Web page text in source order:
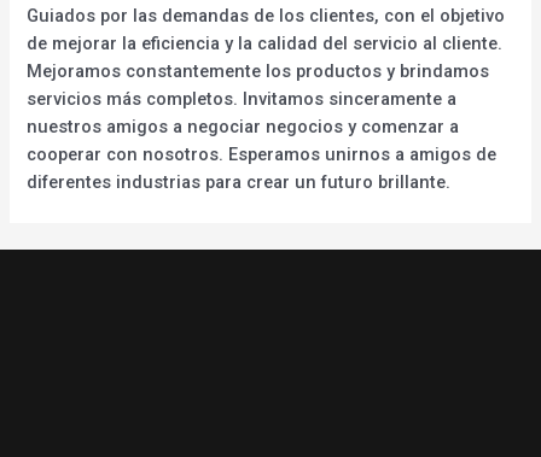
Guiados por las demandas de los clientes, con el objetivo
de mejorar la eficiencia y la calidad del servicio al cliente.
Mejoramos constantemente los productos y brindamos
servicios más completos. Invitamos sinceramente a
nuestros amigos a negociar negocios y comenzar a
cooperar con nosotros. Esperamos unirnos a amigos de
diferentes industrias para crear un futuro brillante.